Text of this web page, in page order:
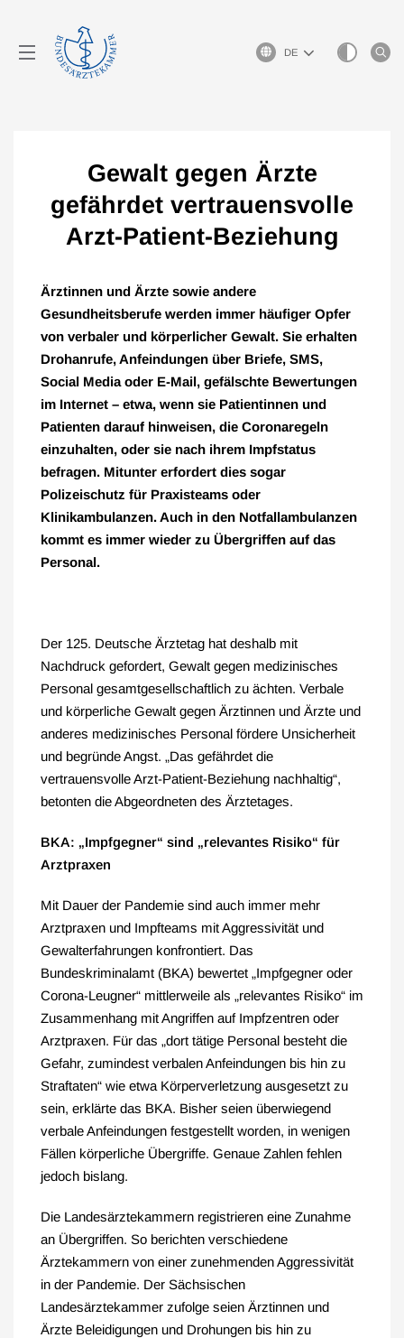
Sprachauswahl
Gewalt gegen Ärzte
gefährdet vertrauensvolle
Arzt-Patient-Beziehung
Ärztinnen und Ärzte sowie andere
Gesundheitsberufe werden immer häufiger Opfer
von verbaler und körperlicher Gewalt. Sie erhalten
Drohanrufe, Anfeindungen über Briefe, SMS,
Social Media oder E-Mail, gefälschte Bewertungen
im Internet – etwa, wenn sie Patientinnen und
Patienten darauf hinweisen, die Coronaregeln
einzuhalten, oder sie nach ihrem Impfstatus
befragen. Mitunter erfordert dies sogar
Polizeischutz für Praxisteams oder
Klinikambulanzen. Auch in den Notfallambulanzen
kommt es immer wieder zu Übergriffen auf das
Personal.
Der 125. Deutsche Ärztetag hat deshalb mit
Nachdruck gefordert, Gewalt gegen medizinisches
Personal gesamtgesellschaftlich zu ächten. Verbale
und körperliche Gewalt gegen Ärztinnen und Ärzte und
anderes medizinisches Personal fördere Unsicherheit
und begründe Angst. „Das gefährdet die
vertrauensvolle Arzt-Patient-Beziehung nachhaltig“,
betonten die Abgeordneten des Ärztetages.
BKA: „Impfgegner“ sind „relevantes Risiko“ für
Arztpraxen
Mit Dauer der Pandemie sind auch immer mehr
Arztpraxen und Impfteams mit Aggressivität und
Gewalterfahrungen konfrontiert. Das
Bundeskriminalamt (BKA) bewertet „Impfgegner oder
Corona-Leugner“ mittlerweile als „relevantes Risiko“ im
Zusammenhang mit Angriffen auf Impfzentren oder
Arztpraxen. Für das „dort tätige Personal besteht die
Gefahr, zumindest verbalen Anfeindungen bis hin zu
Straftaten“ wie etwa Körperverletzung ausgesetzt zu
sein, erklärte das BKA. Bisher seien überwiegend
verbale Anfeindungen festgestellt worden, in wenigen
Fällen körperliche Übergriffe. Genaue Zahlen fehlen
jedoch bislang.
Die Landesärztekammern registrieren eine Zunahme
an Übergriffen. So berichten verschiedene
Ärztekammern von einer zunehmenden Aggressivität
in der Pandemie. Der Sächsischen
Landesärztekammer zufolge seien Ärztinnen und
Ärzte Beleidigungen und Drohungen bis hin zu